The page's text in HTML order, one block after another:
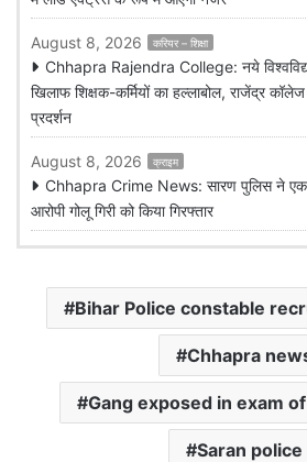
August 8, 2026 करियर – शिक्षा
Chhapra Rajendra College: नये
खिलाफ शिक्षक-कर्मियों का हल्लाबोल, राजेंद्र
प्रदर्शन
August 8, 2026 क्राइम
Chhapra Crime News: सारण पुलिस ने एक
आरोपी गोलू गिरी को किया गिरफ्तार
Bihar Police constable
Chhapra
Gang exposed in exam
Saran police